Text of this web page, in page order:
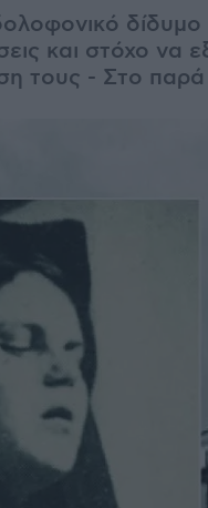
δίδυμο
και στόχο να
τους - Στο